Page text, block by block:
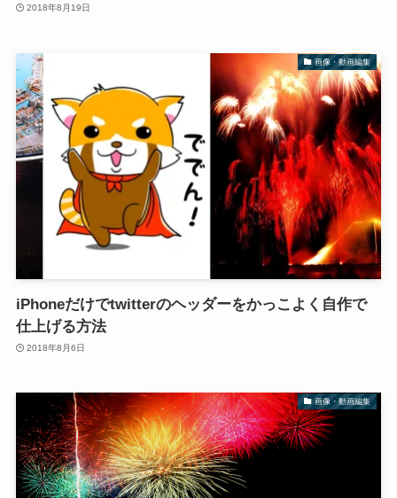
2018年8月19日
画像・動画編集
iPhoneだけでtwitterのヘッダーをかっこよく自作で
仕上げる方法
2018年8月6日
画像・動画編集